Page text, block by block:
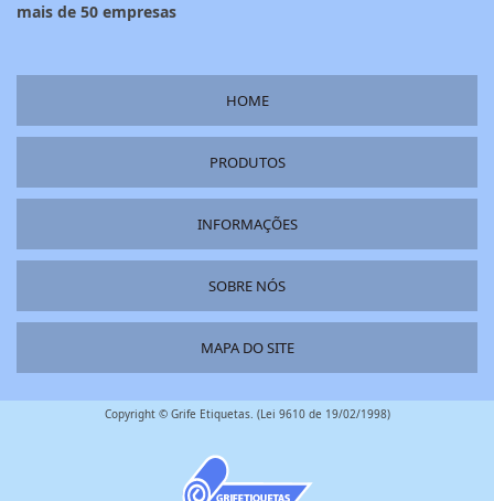
mais de 50 empresas
HOME
PRODUTOS
INFORMAÇÕES
SOBRE NÓS
MAPA DO SITE
Copyright © Grife Etiquetas. (Lei 9610 de 19/02/1998)